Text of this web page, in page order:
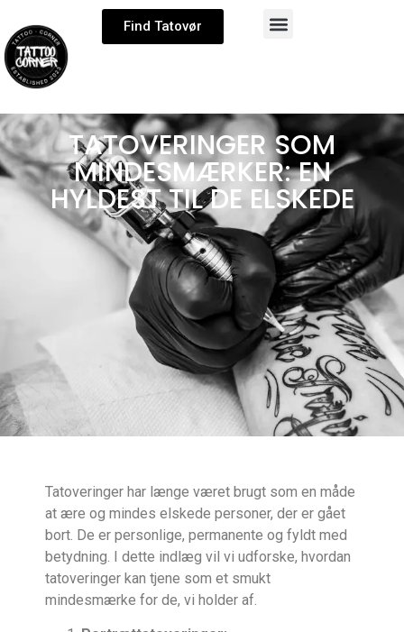
Find Tatovør
TATOVERINGER SOM
MINDESMÆRKER: EN
HYLDEST TIL DE ELSKEDE
Tatoveringer har længe været brugt som en måde
at ære og mindes elskede personer, der er gået
bort. De er personlige, permanente og fyldt med
betydning. I dette indlæg vil vi udforske, hvordan
tatoveringer kan tjene som et smukt
mindesmærke for de, vi holder af.